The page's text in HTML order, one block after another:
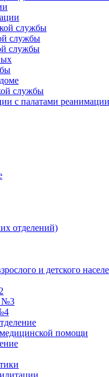
службы
службы
службы
службы
с палатами
отделений)
и детского
№3
помощи